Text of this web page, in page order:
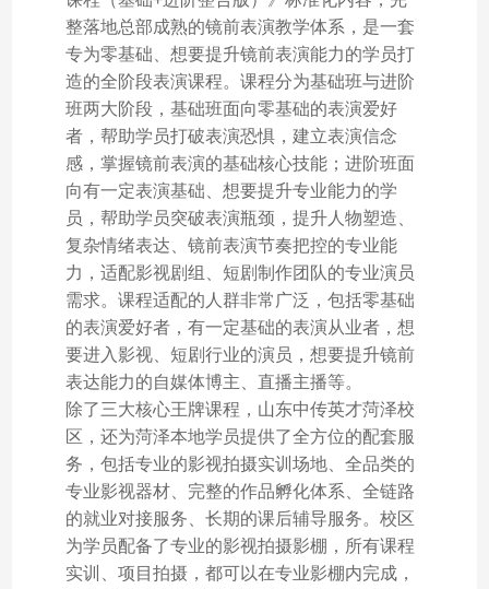
整落地总部成熟的镜前表演教学体系，是一套
专为零基础、想要提升镜前表演能力的学员打
造的全阶段表演课程。课程分为基础班与进阶
班两大阶段，基础班面向零基础的表演爱好
者，帮助学员打破表演恐惧，建立表演信念
感，掌握镜前表演的基础核心技能；进阶班面
向有一定表演基础、想要提升专业能力的学
员，帮助学员突破表演瓶颈，提升人物塑造、
复杂情绪表达、镜前表演节奏把控的专业能
力，适配影视剧组、短剧制作团队的专业演员
需求。课程适配的人群非常广泛，包括零基础
的表演爱好者，有一定基础的表演从业者，想
要进入影视、短剧行业的演员，想要提升镜前
表达能力的自媒体博主、直播主播等。
除了三大核心王牌课程，山东中传英才菏泽校
区，还为菏泽本地学员提供了全方位的配套服
务，包括专业的影视拍摄实训场地、全品类的
专业影视器材、完整的作品孵化体系、全链路
的就业对接服务、长期的课后辅导服务。校区
为学员配备了专业的影视拍摄影棚，所有课程
实训、项目拍摄，都可以在专业影棚内完成，